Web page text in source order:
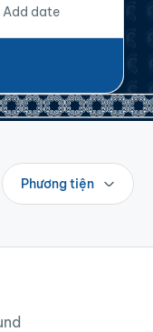
Add date
Phương tiện